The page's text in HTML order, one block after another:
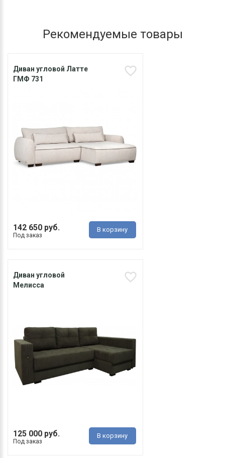
Рекомендуемые товары
Диван угловой Латте
ГМФ 731
142 650 руб.
Под заказ
В корзину
Диван угловой
Мелисса
125 000 руб.
Под заказ
В корзину